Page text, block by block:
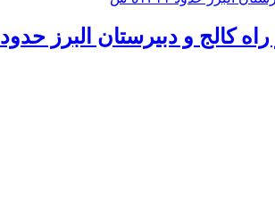
و دبيرستان البرز حدود ۱۳۱۱ه ش